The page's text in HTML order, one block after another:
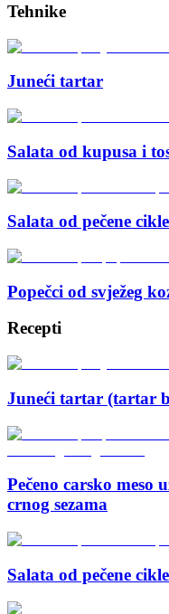
Tehnike
Juneći tartar
Salata od kupusa i
Salata od pečene cikle
Popečci od svježeg
Recepti
Juneći tartar (tartar
Pečeno carsko meso
crnog sezama
Salata od pečene cikle